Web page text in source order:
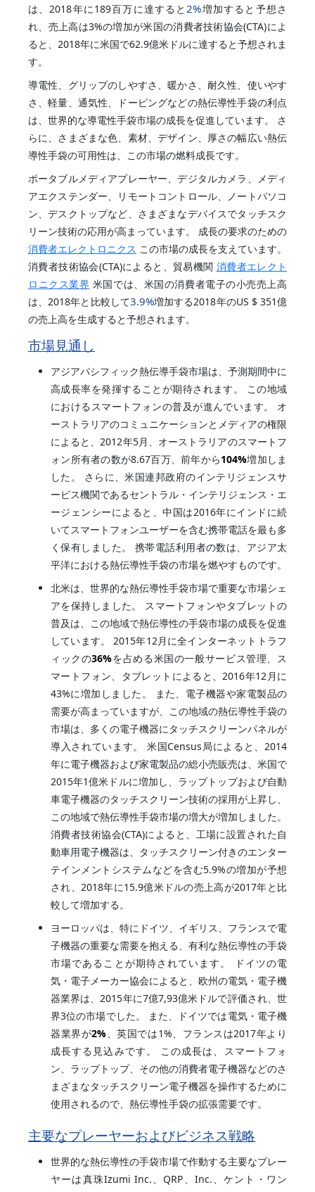
は、2018年に189百万に達すると 2%増加すると予想さ
れ、売上高は3%の増加が米国の消費者技術協会(CTA)によ
ると、2018年に米国で62.9億米ドルに達すると予想されま
す。
導電性、グリップのしやすさ、暖かさ、耐久性、使いやす
さ、軽量、通気性、ドーピングなどの熱伝導性手袋の利点
は、世界的な導電性手袋市場の成長を促進しています。 さ
らに、さまざまな色、素材、デザイン、厚さの幅広い熱伝
導性手袋の可用性は、この市場の燃料成長です。
ポータブルメディアプレーヤー、デジタルカメラ、メディ
アエクステンダー、リモートコントロール、ノートパソコ
ン、デスクトップなど、さまざまなデバイスでタッチスク
リーン技術の応用が高まっています。 成長の要求のための
消費者エレクトロニクス この市場の成長を支えています。
消費者技術協会(CTA)によると、貿易機関 消費者エレクト
ロニクス業界 米国では、米国の消費者電子の小売売上高
は、2018年と比較して3.9%増加する2018年のUS $ 351億
の売上高を生成すると予想されます。
市場見通し
アジアパシフィック熱伝導手袋市場は、予測期間中に
高成長率を発揮することが期待されます。 この地域
におけるスマートフォンの普及が進んでいます。 オ
ーストラリアのコミュニケーションとメディアの権限
によると、2012年5月、オーストラリアのスマートフ
ォン所有者の数が8.67百万、前年から104%増加しま
した。 さらに、米国連邦政府のインテリジェンスサ
ービス機関であるセントラル・インテリジェンス・エ
ージェンシーによると、中国は2016年にインドに続
いてスマートフォンユーザーを含む携帯電話を最も多
く保有しました。 携帯電話利用者の数は、アジア太
平洋における熱伝導性手袋の市場を燃やすものです。
北米は、世界的な熱伝導性手袋市場で重要な市場シェ
アを保持しました。 スマートフォンやタブレットの
普及は、この地域で熱伝導性の手袋市場の成長を促進
しています。 2015年12月に全インターネットトラフ
ィックの36%を占める米国の一般サービス管理、ス
マートフォン、タブレットによると、2016年12月に
43%に増加しました。 また、電子機器や家電製品の
需要が高まっていますが、この地域の熱伝導性手袋の
市場は、多くの電子機器にタッチスクリーンパネルが
導入されています。 米国Census局によると、2014
年に電子機器および家電製品の総小売販売は、米国で
2015年1億米ドルに増加し、ラップトップおよび自動
車電子機器のタッチスクリーン技術の採用が上昇し、
この地域で熱伝導性手袋市場の増大が増加しました。
消費者技術協会(CTA)によると、工場に設置された自
動車用電子機器は、タッチスクリーン付きのエンター
テインメントシステムなどを含む5.9%の増加が予想
され、2018年に15.9億米ドルの売上高が2017年と比
較して増加する。
ヨーロッパは、特にドイツ、イギリス、フランスで電
子機器の重要な需要を抱える、有利な熱伝導性の手袋
市場であることが期待されています。 ドイツの電
気・電子メーカー協会によると、欧州の電気・電子機
器業界は、2015年に7億7,93億米ドルで評価され、世
界3位の市場でした。 また、ドイツでは電気・電子機
器業界が2% 、英国では1%、フランスは2017年より
成長する見込みです。 この成長は、スマートフォ
ン、ラップトップ、その他の消費者電子機器などのさ
まざまなタッチスクリーン電子機器を操作するために
使用されるので、熱伝導性手袋の拡張需要です。
主要なプレーヤーおよびビジネス戦略
世界的な熱伝導性の手袋市場で作動する主要なプレー
ヤーは真珠Izumi Inc.、QRP、Inc.、ケント・ワン